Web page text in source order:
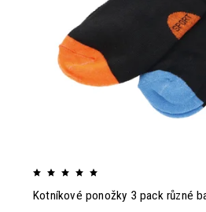
Kotníkové ponožky 3 pack různé